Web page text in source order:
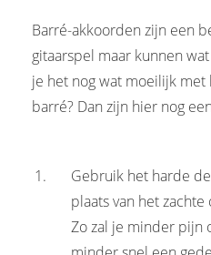
Barré-akkoorden zijn een
gitaarspel maar kunnen
je het nog wat moeilijk met
barré? Dan zijn hier nog
Gebruik het harde
plaats van het
Zo zal je minder pijn